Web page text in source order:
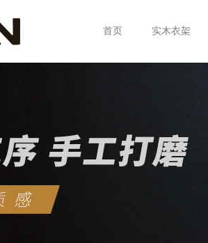
首页 实木衣架